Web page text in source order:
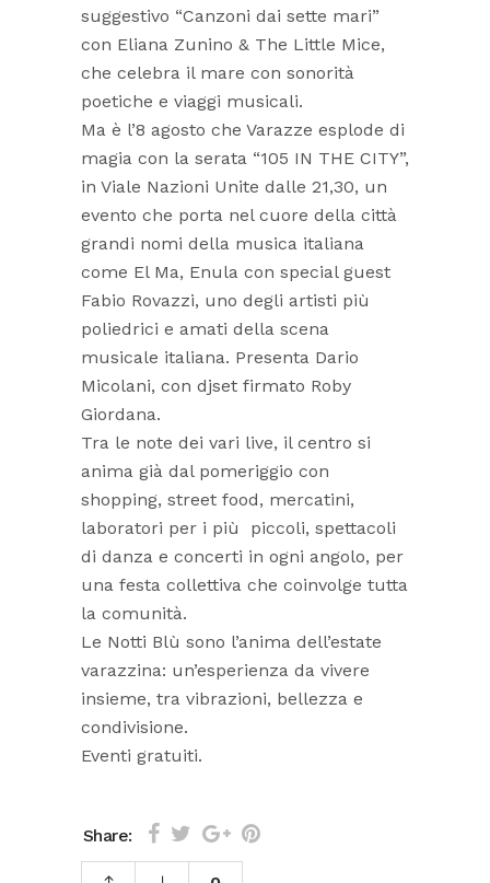
suggestivo “Canzoni dai sette mari”
con Eliana Zunino & The Little Mice,
che celebra il mare con sonorità
poetiche e viaggi musicali.
Ma è l’8 agosto che Varazze esplode di
magia con la serata “105 IN THE CITY”,
in Viale Nazioni Unite dalle 21,30, un
evento che porta nel cuore della città
grandi nomi della musica italiana
come El Ma, Enula con special guest
Fabio Rovazzi, uno degli artisti più
poliedrici e amati della scena
musicale italiana. Presenta Dario
Micolani, con djset firmato Roby
Giordana.
Tra le note dei vari live, il centro si
anima già dal pomeriggio con
shopping, street food, mercatini,
laboratori per i più piccoli, spettacoli
di danza e concerti in ogni angolo, per
una festa collettiva che coinvolge tutta
la comunità.
Le Notti Blù sono l’anima dell’estate
varazzina: un’esperienza da vivere
insieme, tra vibrazioni, bellezza e
condivisione.
Eventi gratuiti.
Share: